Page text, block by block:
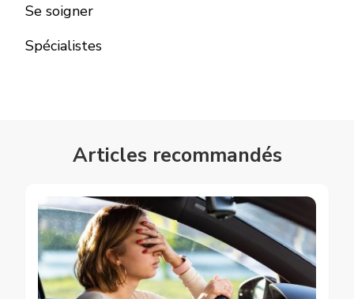
Se soigner
Spécialistes
Articles recommandés